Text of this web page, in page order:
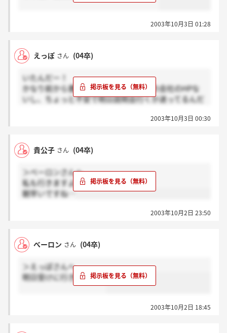
2003年10月3日 01:28
えっぽ さん (04卒)
いたんだー！
かなり前から書き込みなかったし、この会社のHPな
いし、ちょっと不安で明日説明会行くか迷ってるんだ
2003年10月3日 00:30
貴公子 さん (04卒)
＞べーロンさんへ
私も行きますよ。
朝早いですね…
2003年10月2日 23:50
べーロン さん (04卒)
＞えっぽさんへ
明日受けに行きますよ。
2003年10月2日 18:45